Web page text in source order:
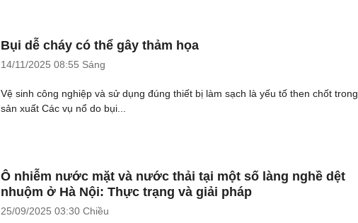
Bụi dễ cháy có thể gây thảm họa
14/11/2025 08:55 Sáng
Vệ sinh công nghiệp và sử dụng đúng thiết bị làm sạch là yếu tố then chốt trong
sản xuất Các vụ nổ do bụi...
Ô nhiễm nước mặt và nước thải tại một số làng nghề dệt
nhuộm ở Hà Nội: Thực trạng và giải pháp
25/09/2025 03:30 Chiều